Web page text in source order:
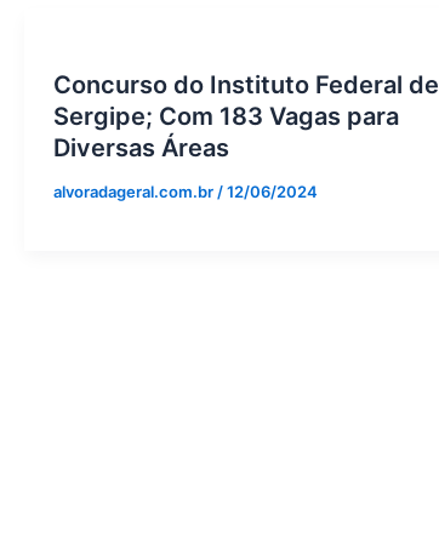
Concurso do Instituto Federal de
Sergipe; Com 183 Vagas para
Diversas Áreas
alvoradageral.com.br /12/06/2024